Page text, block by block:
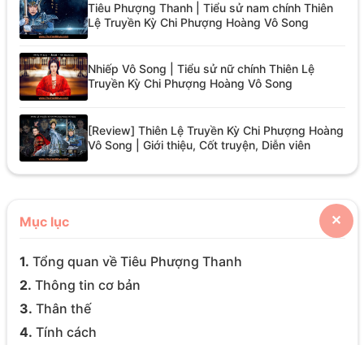
Tiêu Phượng Thanh | Tiểu sử nam chính Thiên
Lệ Truyền Kỳ Chi Phượng Hoàng Vô Song
Nhiếp Vô Song | Tiểu sử nữ chính Thiên Lệ
Truyền Kỳ Chi Phượng Hoàng Vô Song
[Review] Thiên Lệ Truyền Kỳ Chi Phượng Hoàng
Vô Song | Giới thiệu, Cốt truyện, Diễn viên
✕
Mục lục
1. Tổng quan về Tiêu Phượng Thanh
2. Thông tin cơ bản
3. Thân thế
4. Tính cách